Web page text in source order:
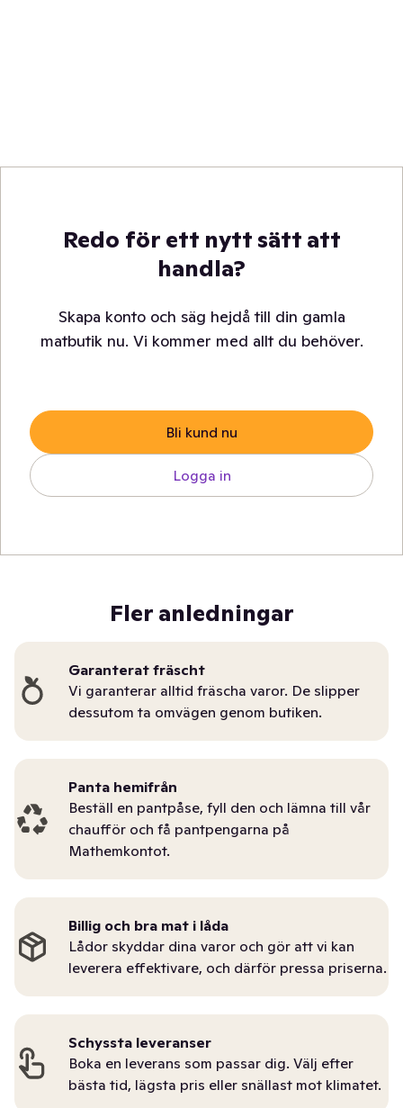
Redo för ett nytt sätt att
handla?
Skapa konto och säg hejdå till din gamla
matbutik nu. Vi kommer med allt du behöver.
Bli kund nu
Logga in
Fler anledningar
Garanterat fräscht
Vi garanterar alltid fräscha varor. De slipper
dessutom ta omvägen genom butiken.
Panta hemifrån
Beställ en pantpåse, fyll den och lämna till vår
chaufför och få pantpengarna på
Mathemkontot.
Billig och bra mat i låda
Lådor skyddar dina varor och gör att vi kan
leverera effektivare, och därför pressa priserna.
Schyssta leveranser
Boka en leverans som passar dig. Välj efter
bästa tid, lägsta pris eller snällast mot klimatet.